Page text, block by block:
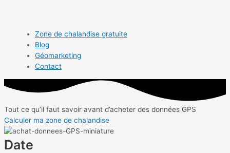
Zone de chalandise gratuite
Blog
Géomarketing
Contact
Tout ce qu’il faut savoir avant d’acheter des données GPS
Calculer ma zone de chalandise
Date